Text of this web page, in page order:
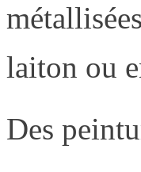
laiton ou
Des